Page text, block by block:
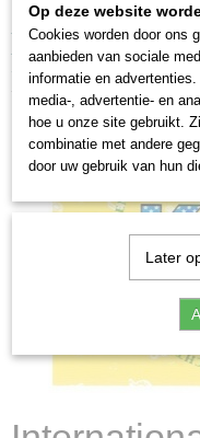
Home>Boeken en Strips>
Internationale kaasboekjes-
- Henk Prins
Op deze website
Cookies worden door ons
aanbieden van sociale
informatie en
media-, advertentie- en
hoe u onze site gebruikt.
combinatie met andere
door uw gebruik van hun
Later